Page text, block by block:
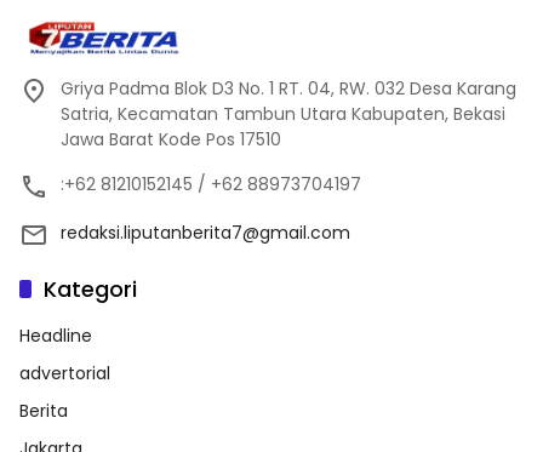
Griya Padma Blok D3 No. 1 RT. 04, RW. 032 Desa Karang
Satria, Kecamatan Tambun Utara Kabupaten, Bekasi
Jawa Barat Kode Pos 17510
:+62 81210152145 / +62 88973704197
redaksi.liputanberita7@gmail.com
Kategori
Headline
advertorial
Berita